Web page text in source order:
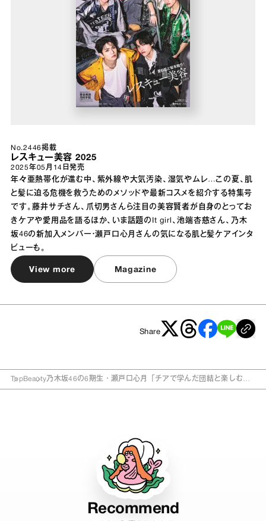
No.2446掲載
レスキュー美容 2025
2025年05月14日 発売
年々亜熱帯化が進む中、紫外線や大気汚染、湿気やムレ…この夏、肌
と髪に迫る危機を救うためのメソッドや最新コスメを紹介する特集号
です。藤井サチさん、爪切男さんら注目の美容賢者が自身のとってお
きケアや愛用品を語るほか、いま話題のIt girl、池端杏慈さん、乃木
坂46の新加入メンバー・瀬戸口心月さんの気になる肌と髪ケアインタ
ビューも。
View more Magazine
Share
TopBeauty乃木坂46の6期生・瀬戸口心月「チアで学んだ団結と楽しむ心
Recommend